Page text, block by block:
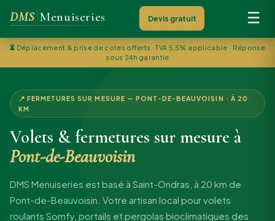
DMS Menuiseries Devis gratuit ☰
⏳ Déplacement & prise de cotes offerts · TVA 5,5% applicable · Réponse
sous 24h garantie
📍 FERMETURES SUR MESURE — PONT-DE-BEAUVOISIN · À 20
KM
Volets & fermetures sur mesure à
Pont-de-Beauvoisin
DMS Menuiseries est basé à Saint-Ondras, à 20 km de
Pont-de-Beauvoisin. Votre artisan local pour volets
roulants Somfy, portails et pergolas bioclimatiques des